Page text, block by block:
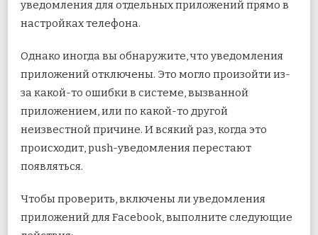
уведомления для отдельных приложений прямо в
настройках телефона.
Однако иногда вы обнаружите, что уведомления
приложений отключены. Это могло произойти из-
за какой-то ошибки в системе, вызванной
приложением, или по какой-то другой
неизвестной причине. И всякий раз, когда это
происходит, push-уведомления перестают
появляться.
Чтобы проверить, включены ли уведомления
приложений для Facebook, выполните следующие